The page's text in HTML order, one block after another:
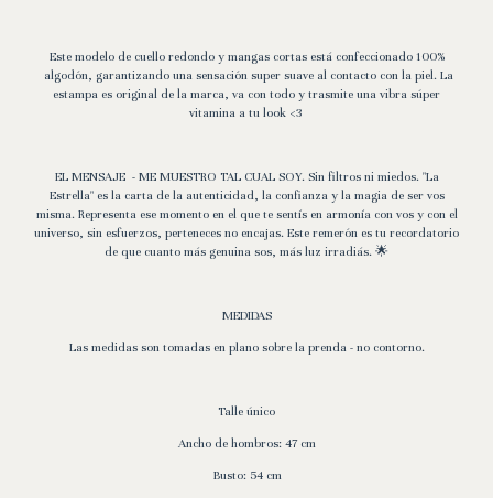
Este modelo de cuello redondo y mangas cortas está confeccionado 100%
algodón, garantizando una sensación super suave al contacto con la piel. La
estampa es original de la marca, va con todo y trasmite una vibra súper
vitamina a tu look <3
EL MENSAJE - ME MUESTRO TAL CUAL SOY. Sin filtros ni miedos. "La
Estrella" es la carta de la autenticidad, la confianza y la magia de ser vos
misma. Representa ese momento en el que te sentís en armonía con vos y con el
universo, sin esfuerzos, perteneces no encajas. Este remerón es tu recordatorio
de que cuanto más genuina sos, más luz irradiás. 🌟
MEDIDAS
Las medidas son tomadas en plano sobre la prenda - no contorno.
Talle único
Ancho de hombros: 47 cm
Busto: 54 cm